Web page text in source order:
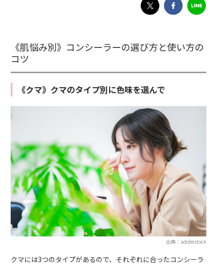
《肌悩み別》コンシーラーの選び方と使い方の
コツ
《クマ》クマのタイプ別に色味を選んで
出典：adobestock
クマには3つのタイプがあるので、それぞれに合ったコンシーラ